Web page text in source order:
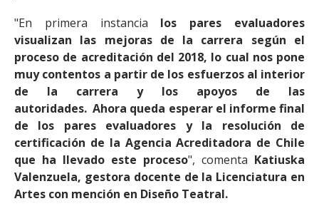
"En primera instancia los pares evaluadores
visualizan las mejoras de la carrera según el
proceso de acreditación del 2018, lo cual nos pone
muy contentos a partir de los esfuerzos al interior
de la carrera y los apoyos de las
autoridades. Ahora queda esperar el informe final
de los pares evaluadores y la resolución de
certificación de la Agencia Acreditadora de Chile
que ha llevado este proceso", comenta Katiuska
Valenzuela, gestora docente de la Licenciatura en
Artes con mención en Diseño Teatral.